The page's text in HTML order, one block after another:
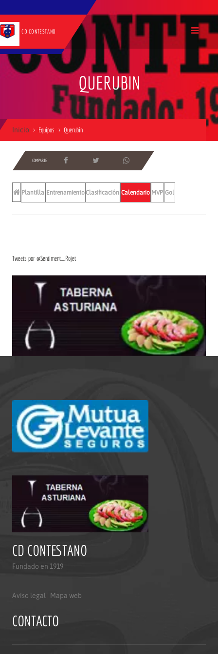
CD CONTESTANO
QUERUBIN
Inicio Equipos Querubin
COMPARTE
Plantilla EntrenamientosClasificación Calendario MVP Gol
Tweets por @Sentiment_Rojet
CD CONTESTANO
Fundado en 1919
Aviso legal Mapa web
CONTACTO